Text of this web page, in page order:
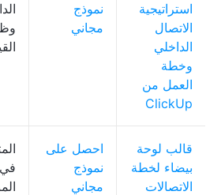
استراتيجية
الاتصال
الداخلي
وخطة
العمل من
ClickUp
نموذج
مجاني
قالب لوحة
بيضاء لخطة
الاتصالات
احصل على
نموذج
مجاني